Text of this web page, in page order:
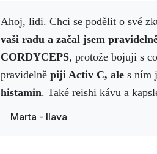
Ahoj, lidi. Chci se podělit o své
vaši radu a začal jsem
CORDYCEPS, protože bojuji s
pravidelně piji Activ C, ale s ním
histamin. Také reishi kávu a
kalcium a NO nápoj.
Marta - Ilava